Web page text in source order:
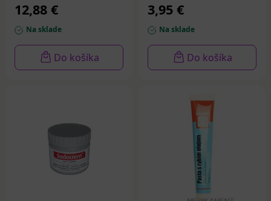
12,88 €
Na sklade
Do košíka
3,95 €
Na sklade
Do košíka